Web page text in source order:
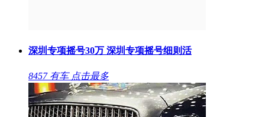
深圳专项摇号30万 深圳专项摇号细则活
8457 有车 点击最多